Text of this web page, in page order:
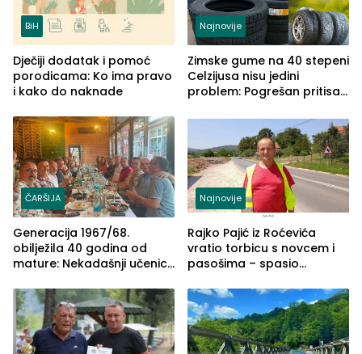
BiH
Dječiji dodatak i pomoć
porodicama: Ko ima pravo
i kako do naknade
Najnovije
Zimske gume na 40 stepeni
Celzijusa nisu jedini
problem: Pogrešan pritisak
ČARŠIJA
Generacija 1967/68.
obilježila 40 godina od
mature: Nekadašnji učenici
(FOTO)
Najnovije
Rajko Pajić iz Roćevića
vratio torbicu s novcem i
pasošima – spasio
Grčkoj